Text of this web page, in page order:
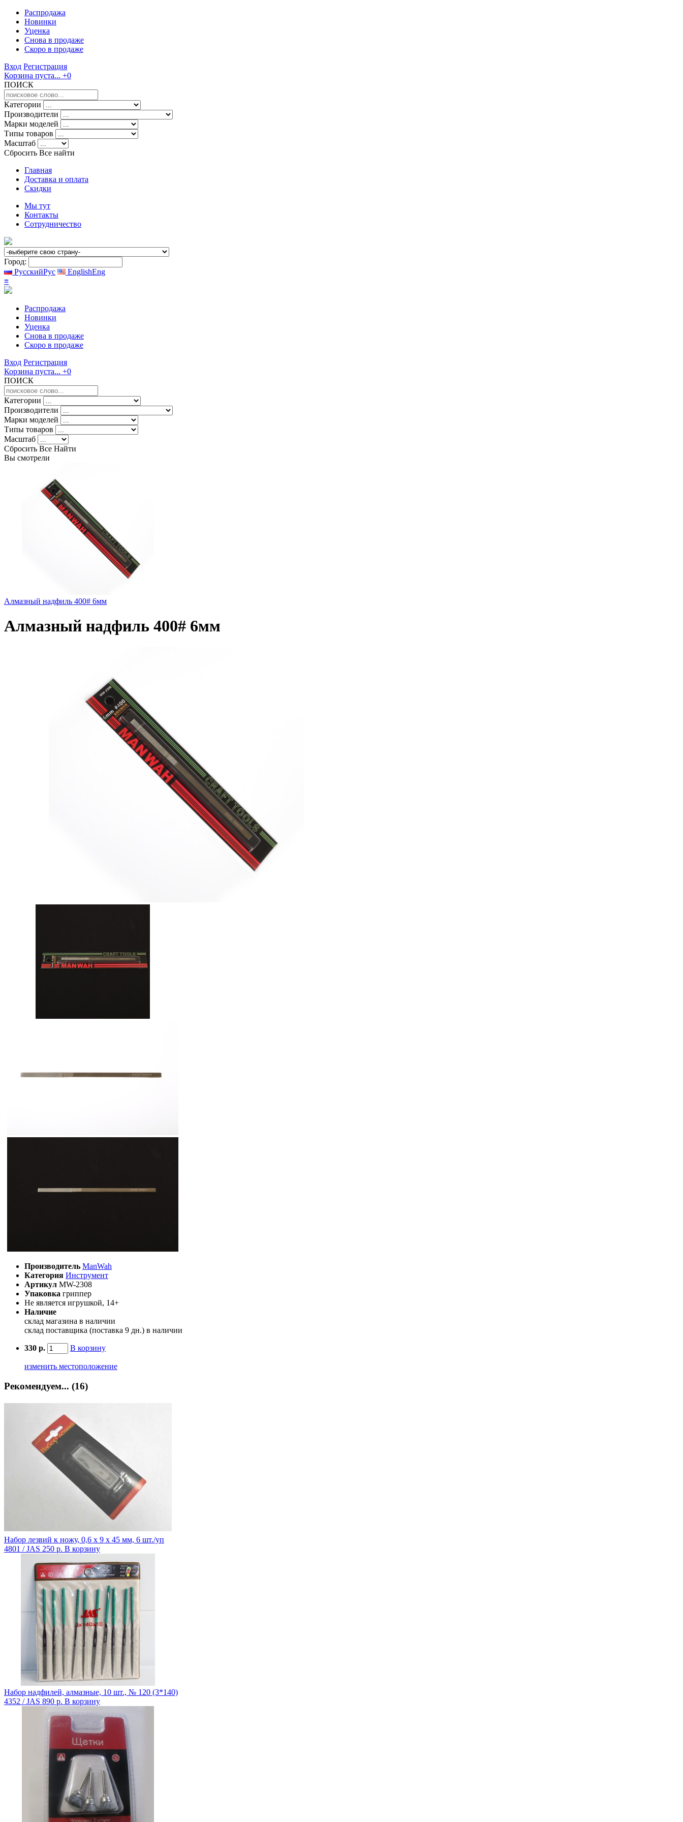
Распродажа
Новинки
Уценка
Снова в продаже
Скоро в продаже
Вход Регистрация
Корзина пуста... +0
ПОИСК
Категории
Производители
Марки моделей
Типы товаров
Масштаб
Сбросить Все найти
Главная
Доставка и оплата
Скидки
Мы тут
Контакты
Сотрудничество
Город:
РусскийРус EnglishEng
≡
Распродажа
Новинки
Уценка
Снова в продаже
Скоро в продаже
Вход Регистрация
Корзина пуста... +0
ПОИСК
Категории
Производители
Марки моделей
Типы товаров
Масштаб
Сбросить Все Найти
Вы смотрели
Алмазный надфиль 400# 6мм
Алмазный надфиль 400# 6мм
Производитель ManWah
Категория Инструмент
Артикул MW-2308
Упаковка гриппер
Не является игрушкой, 14+
Наличие
склад магазина в наличии
склад поставщика (поставка 9 дн.) в наличии
330 р. В корзину
изменить местоположение
Рекомендуем... (16)
Набор лезвий к ножу, 0,6 х 9 х 45 мм, 6 шт./уп
4801 / JAS 250 р. В корзину
Набор надфилей, алмазные, 10 шт., № 120 (3*140)
4352 / JAS 890 р. В корзину